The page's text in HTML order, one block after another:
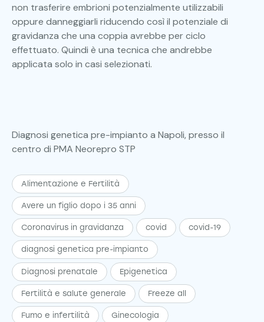
non trasferire embrioni potenzialmente utilizzabili
oppure danneggiarli riducendo così il potenziale di
gravidanza che una coppia avrebbe per ciclo
effettuato. Quindi è una tecnica che andrebbe
applicata solo in casi selezionati.
Diagnosi genetica pre-impianto a Napoli, presso il
centro di PMA Neorepro STP
Alimentazione e Fertilità
Avere un figlio dopo i 35 anni
Coronavirus in gravidanza covid covid-19
diagnosi genetica pre-impianto
Diagnosi prenatale Epigenetica
Fertilità e salute generale Freeze all
Fumo e infertilità Ginecologia